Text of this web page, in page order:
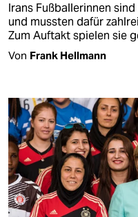
Irans Fußballerinnen
und mussten dafür
Zum Auftakt spielen sie
Von Frank Hellmann